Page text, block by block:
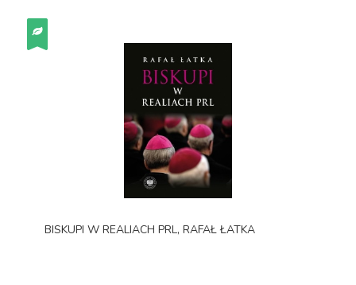
BISKUPI W REALIACH PRL, RAFAŁ ŁATKA